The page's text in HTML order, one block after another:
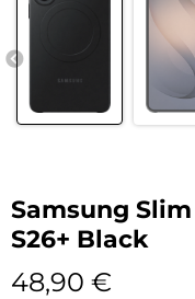
Samsung
S26+ Black
48,90 €